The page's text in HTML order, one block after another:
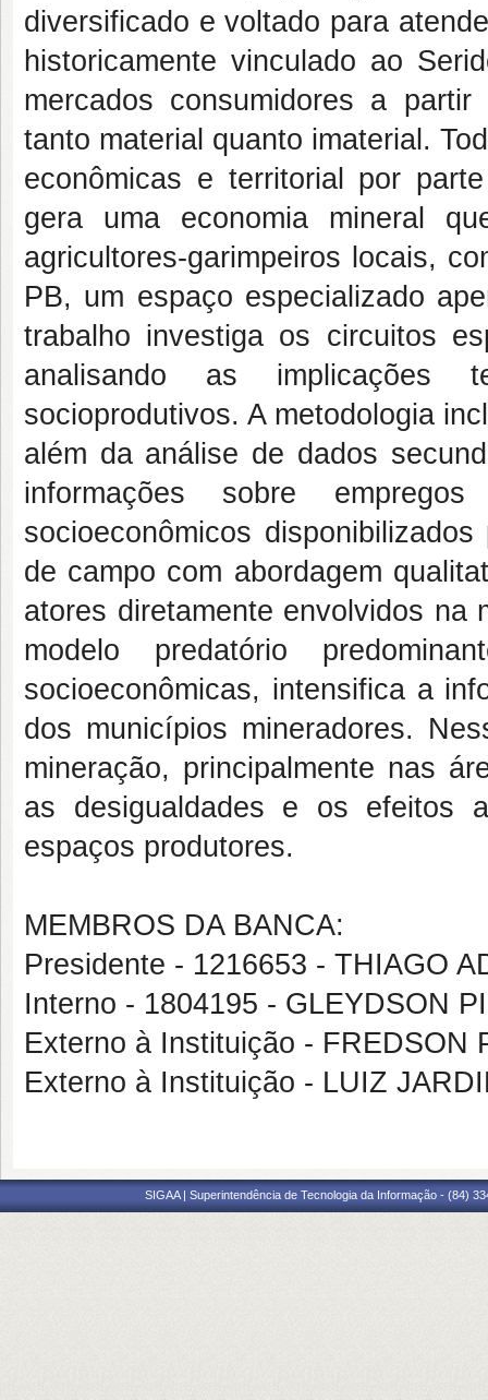
diversificado e voltado para
historicamente vinculado ao
mercados consumidores a
tanto material quanto imaterial.
econômicas e territorial por
gera uma economia mineral
agricultores-garimpeiros locais,
PB, um espaço especializado
trabalho investiga os circuitos
analisando as implicações
socioprodutivos. A metodologia
além da análise de dados
informações sobre
socioeconômicos
de campo com abordagem
atores diretamente envolvidos na
modelo predatório
socioeconômicas, intensifica a
dos municípios mineradores.
mineração, principalmente nas
as desigualdades e os efeitos
espaços produtores.
MEMBROS DA BANCA:
Presidente - 1216653 - THIAGO
Interno - 1804195 - GLEYDSON
Externo à Instituição - FREDSON
Externo à Instituição - LUIZ
SIGAA | Superintendência de Tecnologia da Informação - (84)